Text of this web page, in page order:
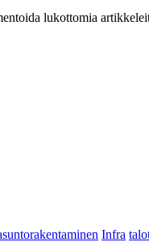
lukottomia
Infra